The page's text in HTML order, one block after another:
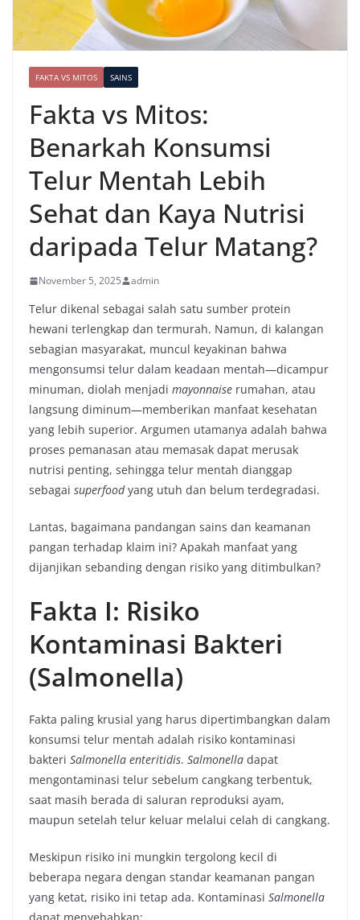
FAKTA VS MITOS SAINS
Fakta vs Mitos:
Benarkah Konsumsi
Telur Mentah Lebih
Sehat dan Kaya Nutrisi
daripada Telur Matang?
November 5, 2025 admin
Telur dikenal sebagai salah satu sumber protein
hewani terlengkap dan termurah. Namun, di kalangan
sebagian masyarakat, muncul keyakinan bahwa
mengonsumsi telur dalam keadaan mentah—dicampur
minuman, diolah menjadi mayonnaise rumahan, atau
langsung diminum—memberikan manfaat kesehatan
yang lebih superior. Argumen utamanya adalah bahwa
proses pemanasan atau memasak dapat merusak
nutrisi penting, sehingga telur mentah dianggap
sebagai superfoodyang utuh dan belum terdegradasi.
Lantas, bagaimana pandangan sains dan keamanan
pangan terhadap klaim ini? Apakah manfaat yang
dijanjikan sebanding dengan risiko yang ditimbulkan?
Fakta I: Risiko
Kontaminasi Bakteri
(Salmonella)
Fakta paling krusial yang harus dipertimbangkan dalam
konsumsi telur mentah adalah risiko kontaminasi
bakteri Salmonella enteritidis. Salmonella dapat
mengontaminasi telur sebelum cangkang terbentuk,
saat masih berada di saluran reproduksi ayam,
maupun setelah telur keluar melalui celah di cangkang.
Meskipun risiko ini mungkin tergolong kecil di
beberapa negara dengan standar keamanan pangan
yang ketat, risiko ini tetap ada. Kontaminasi Salmonella